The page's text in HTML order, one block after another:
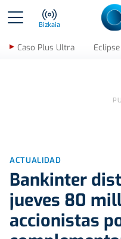
Bizkaia
Caso Plus Ultra Eclipse
ACTUALIDAD
Bankinter
jueves 80
accionistas